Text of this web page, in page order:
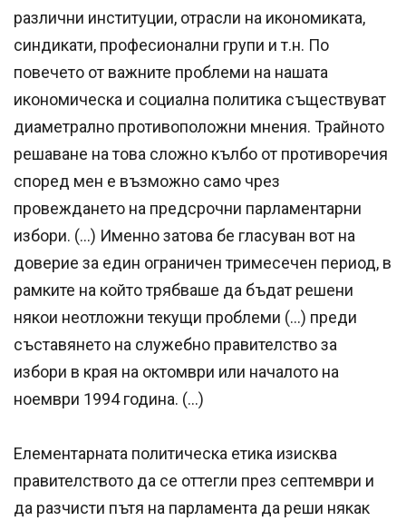
различни институции, отрасли на икономиката,
синдикати, професионални групи и т.н. По
повечето от важните проблеми на нашата
икономическа и социална политика съществуват
диаметрално противоположни мнения. Трайното
решаване на това сложно кълбо от противоречия
според мен е възможно само чрез
провеждането на предсрочни парламентарни
избори. (…) Именно затова бе гласуван вот на
доверие за един ограничен тримесечен период, в
рамките на който трябваше да бъдат решени
някои неотложни текущи проблеми (…) преди
съставянето на служебно правителство за
избори в края на октомври или началото на
ноември 1994 година. (…)
Елементарната политическа етика изисква
правителството да се оттегли през септември и
да разчисти пътя на парламента да реши някак